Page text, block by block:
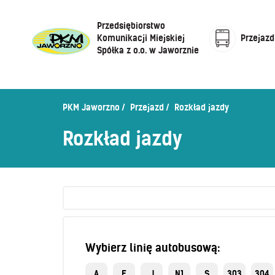
Przedsiębiorstwo
Komunikacji Miejskiej
Spółka z o.o. w Jaworznie
Przejazd
Rozkład jazdy
Zaplanuj podróż –
Sprzedaż biletów u kierowców
PKM Jaworzno Przejazd Rozkład jazdy
Rozkład jazdy
Wybierz linię autobusową: